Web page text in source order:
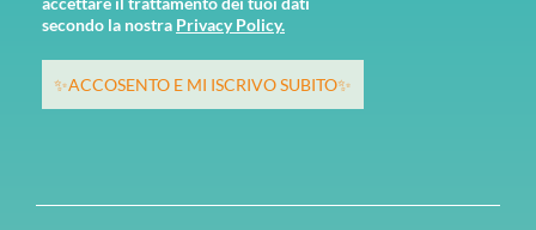
secondo la nostra Privacy Policy.
✨ACCOSENTO E MI ISCRIVO SUBITO✨